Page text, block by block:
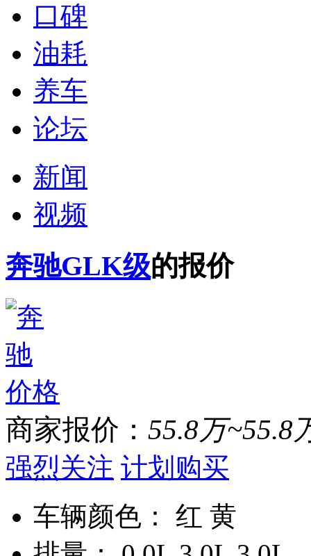
口碑
油耗
养车
论坛
新闻
视频
奔驰GLK级的报价
商家报价： 55.8万~55.8
强烈关注 计划购买
车辆颜色：
红 黄